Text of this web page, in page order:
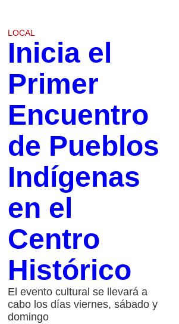
LOCAL
Inicia el
Primer
Encuentro
de Pueblos
Indígenas
en el
Centro
Histórico
El evento cultural se llevará a
cabo los días viernes, sábado y
domingo